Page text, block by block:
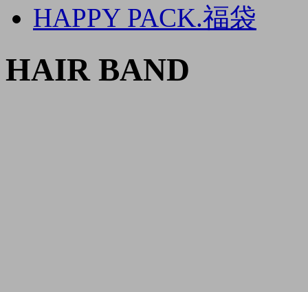
HAPPY PACK.福袋
HAIR BAND